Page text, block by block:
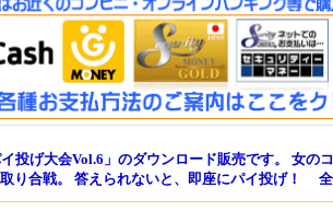
投げ大会Vol.6」のダウンロード販売です。 女の
り合戦。 答えられないと、即座にパイ投げ！